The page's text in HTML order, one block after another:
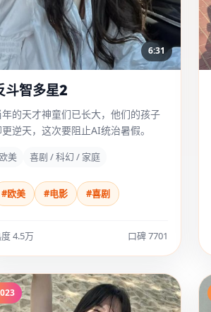
6:31
斗智多星2
年的天才神童们已长大，他们的孩子
逆天，这次要阻止AI统治暑假。
欧美 喜剧 / 科幻 / 家庭
#欧美 #电影 #喜剧
4.5万 口碑 7701